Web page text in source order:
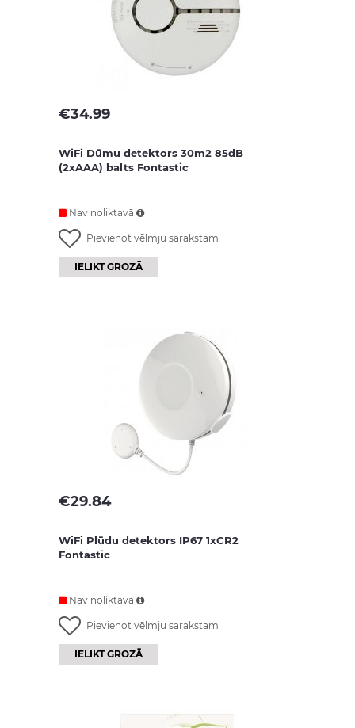
€34.99
WiFi Dūmu detektors 30m2 85dB
(2xAAA) balts Fontastic
Nav noliktavā
Pievienot vēlmju sarakstam
IELIKT GROZĀ
€29.84
WiFi Plūdu detektors IP67 1xCR2
Fontastic
Nav noliktavā
Pievienot vēlmju sarakstam
IELIKT GROZĀ